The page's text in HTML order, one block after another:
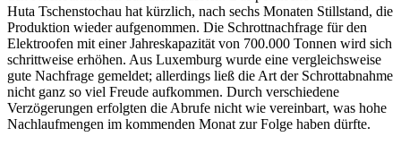
Huta Tschenstochau hat kürzlich, nach sechs Monaten Stillstand, die
Produktion wieder aufgenommen. Die Schrottnachfrage für den
Elektroofen mit einer Jahreskapazität von 700.000 Tonnen wird sich
schrittweise erhöhen. Aus Luxemburg wurde eine vergleichsweise
gute Nachfrage gemeldet; allerdings ließ die Art der Schrottabnahme
nicht ganz so viel Freude aufkommen. Durch verschiedene
Verzögerungen erfolgten die Abrufe nicht wie vereinbart, was hohe
Nachlaufmengen im kommenden Monat zur Folge haben dürfte.